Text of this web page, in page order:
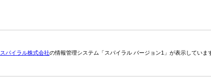
スパイラル株式会社の情報管理システム「スパイラル バージョン1」が表示していま